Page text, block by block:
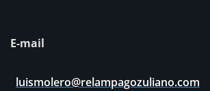
E-mail
luismolero@relampagozuliano.com